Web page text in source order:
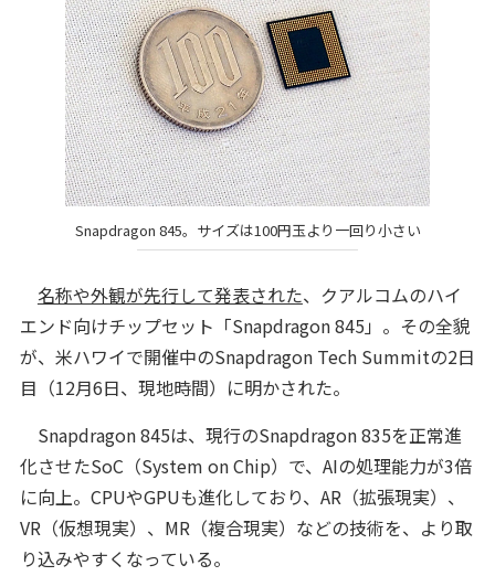
Snapdragon 845。サイズは100円玉より一回り小さい
名称や外観が先行して発表された、クアルコムのハイ
エンド向けチップセット「Snapdragon 845」。その全貌
が、米ハワイで開催中のSnapdragon Tech Summitの2日
目（12月6日、現地時間）に明かされた。
Snapdragon 845は、現行のSnapdragon 835を正常進
化させたSoC（System on Chip）で、AIの処理能力が3倍
に向上。CPUやGPUも進化しており、AR（拡張現実）、
VR（仮想現実）、MR（複合現実）などの技術を、より取
り込みやすくなっている。